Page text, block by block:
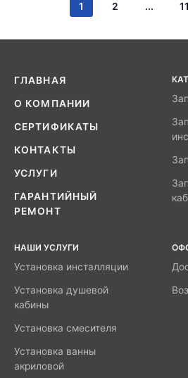
1 2 ... 11
ГЛАВНАЯ
О КОМПАНИИ
СЕРТИФИКАТЫ
КОНТАКТЫ
УСЛУГИ
ГАРАНТИЙНЫЙ
РЕМОНТ
НАШИ УСЛУГИ
Установка инсталляции
Установка душевой
кабины
Установка смесителя
Установка ванны
акриловой